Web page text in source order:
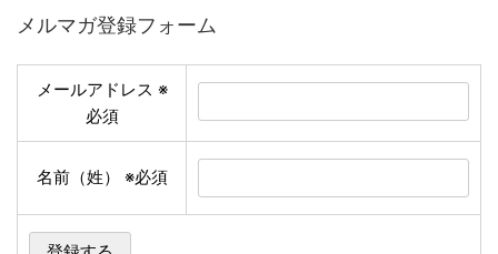
メルマガ登録フォーム
メールアドレス ※
必須
名前（姓） ※必須